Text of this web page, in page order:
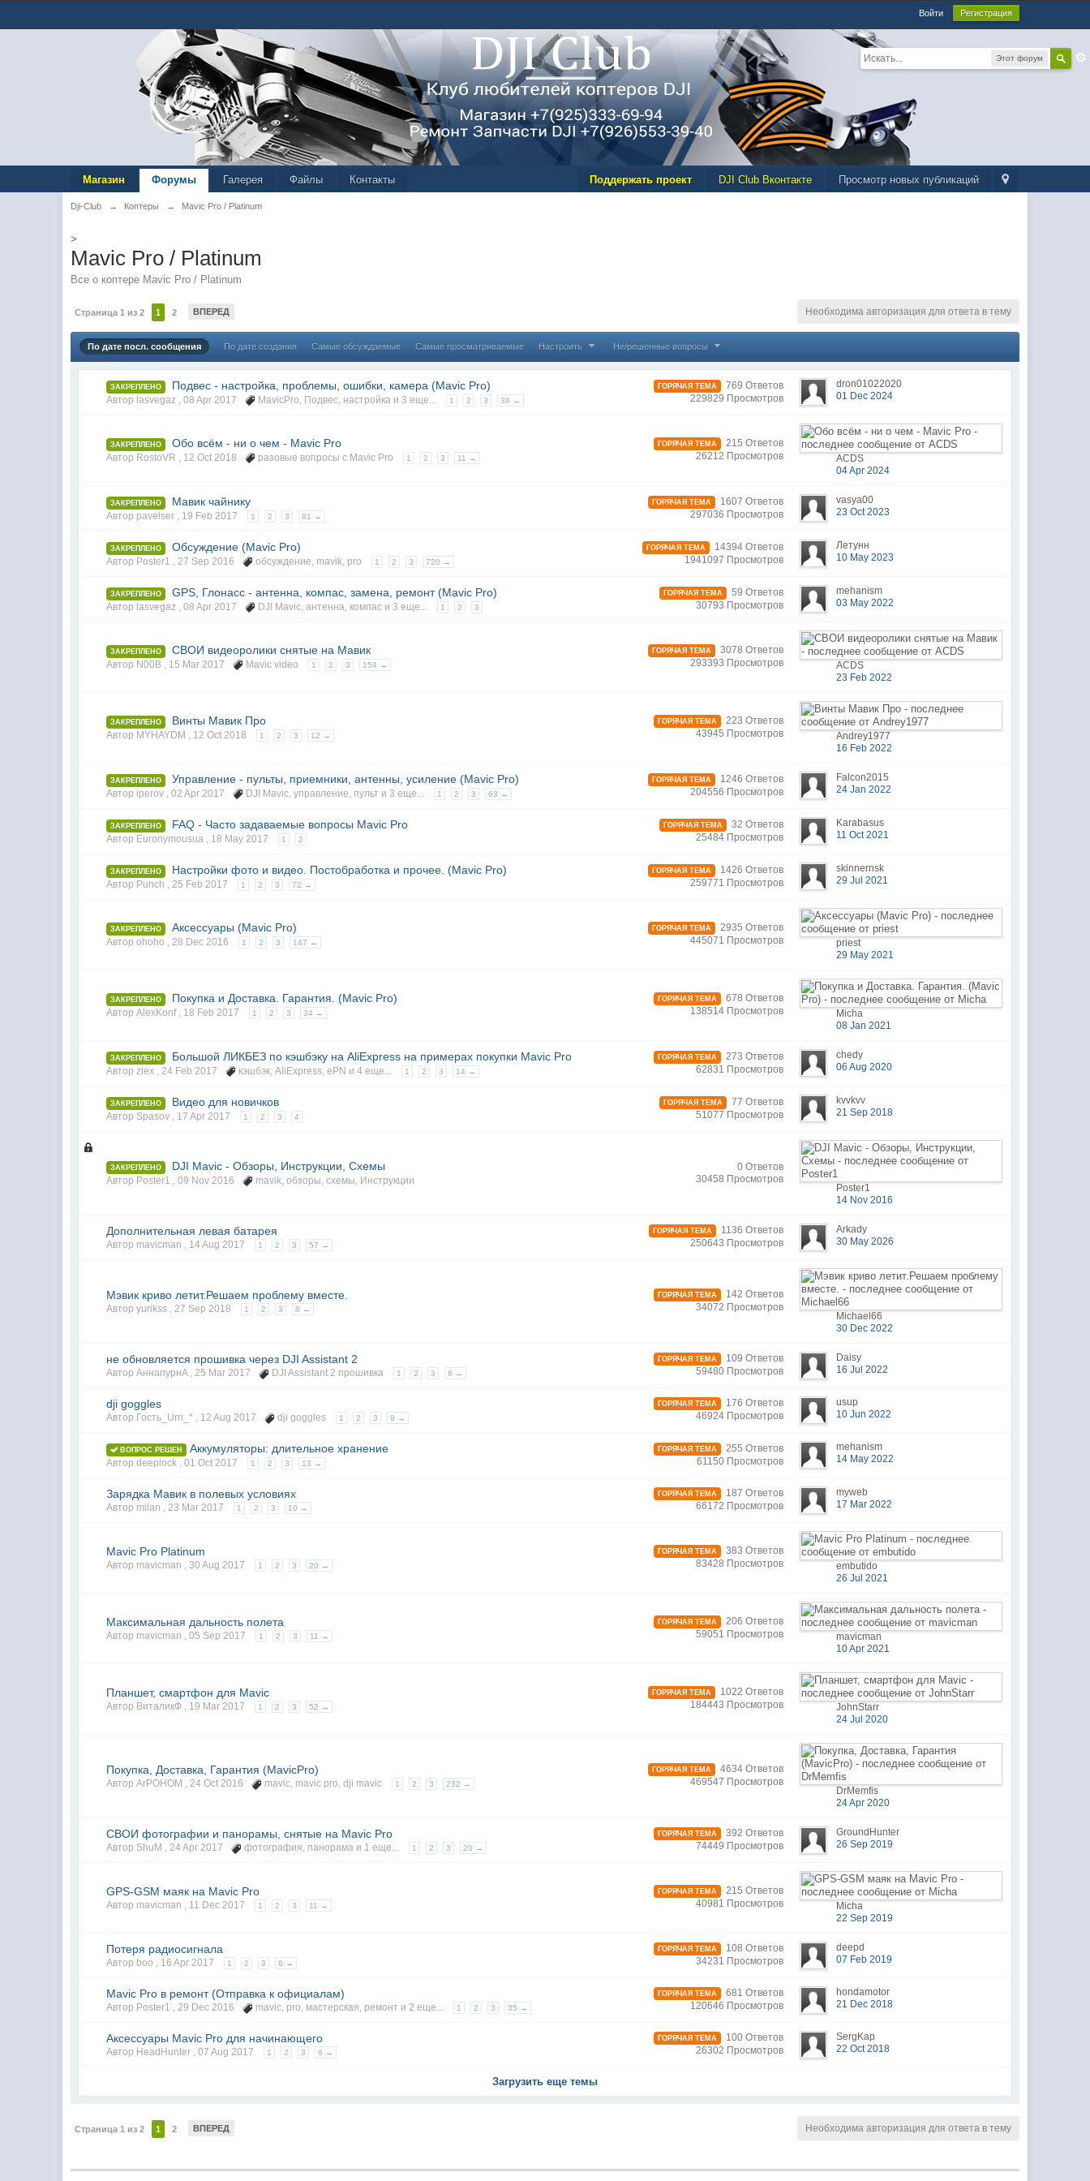
Войти Регистрация
Этот форум
Просмотр новых публикаций
DJI Club Вконтакте
Поддержать проект
Магазин Форумы Галерея Файлы Контакты
Dji-Club → Коптеры → Mavic Pro / Platinum
>
Mavic Pro / Platinum
Все о коптере Mavic Pro / Platinum
Страница 1 из 2 1 2 ВПЕРЕД Необходима авторизация для ответа в тему
По дате посл. сообщения По дате создания Самые обсуждаемые Самые просматриваемые Настроить Не/решенные вопросы
ЗАКРЕПЛЕНО Подвес - настройка, проблемы, ошибки, камера (Mavic Pro)
Автор lasvegaz ,08 Apr 2017 MavicPro Подвес настройка и 3 еще... 1 2 3 39 →
ГОРЯЧАЯ ТЕМА
769 Ответов
229829 Просмотров
dron01022020
01 Dec 2024
ЗАКРЕПЛЕНО Обо всём - ни о чем - Mavic Pro
Автор RostoVR , 12 Oct 2018 разовые вопросы с Mavic Pro 1 2 3 11 →
ГОРЯЧАЯ ТЕМА
215 Ответов
26212 Просмотров
ACDS
04 Apr 2024
ЗАКРЕПЛЕНО Мавик чайнику
Автор pavelser , 19 Feb 2017 1 2 3 81 →
ГОРЯЧАЯ ТЕМА
1607 Ответов
297036 Просмотров
vasya00
23 Oct 2023
ЗАКРЕПЛЕНО Обсуждение (Maviс Pro)
Автор Poster1 , 27 Sep 2016 обсуждение mavik pro 1 2 3 720 →
ГОРЯЧАЯ ТЕМА
14394 Ответов
1941097 Просмотров
Летунн
10 May 2023
ЗАКРЕПЛЕНО GPS, Глонасс - антенна, компас, замена, ремонт (Mavic Pro)
Автор lasvegaz ,08 Apr 2017 DJI Mavic ,антенна компас и 3 еще... 1 2 3
ГОРЯЧАЯ ТЕМА
59 Ответов
30793 Просмотров
mehanism
03 May 2022
ЗАКРЕПЛЕНО СВОИ видеоролики снятые на Мавик
Автор N00B , 15 Mar 2017 Mavic video 1 2 3 154 →
ГОРЯЧАЯ ТЕМА
3078 Ответов
293393 Просмотров
ACDS
23 Feb 2022
ЗАКРЕПЛЕНО Винты Мавик Про
Автор MYHAYDM , 12 Oct 2018 1 2 3 12 →
ГОРЯЧАЯ ТЕМА
223 Ответов
43945 Просмотров
Andrey1977
16 Feb 2022
ЗАКРЕПЛЕНО Управление - пульты, приемники, антенны, усиление (Mavic Pro)
Автор iperov ,02 Apr 2017 DJI Mavic ,управление пульт и 3 еще... 1 2 3 63 →
ГОРЯЧАЯ ТЕМА
1246 Ответов
204556 Просмотров
Falcon2015
24 Jan 2022
ЗАКРЕПЛЕНО FAQ - Часто задаваемые вопросы Mavic Pro
Автор Euronymousua , 18 May 2017 1 2
ГОРЯЧАЯ ТЕМА
32 Ответов
25484 Просмотров
Karabasus
11 Oct 2021
ЗАКРЕПЛЕНО Настройки фото и видео. Постобработка и прочее. (Mavic Pro)
Автор Punch , 25 Feb 2017 1 2 3 72 →
ГОРЯЧАЯ ТЕМА
1426 Ответов
259771 Просмотров
skinnernsk
29 Jul 2021
ЗАКРЕПЛЕНО Аксессуары (Mavic Pro)
Автор ohoho , 28 Dec 2016 1 2 3 147 →
ГОРЯЧАЯ ТЕМА
2935 Ответов
445071 Просмотров
priest
29 May 2021
ЗАКРЕПЛЕНО Покупка и Доставка. Гарантия. (Maviс Pro)
Автор AlexKonf , 18 Feb 2017 1 2 3 34 →
ГОРЯЧАЯ ТЕМА
678 Ответов
138514 Просмотров
Micha
08 Jan 2021
ЗАКРЕПЛЕНО Большой ЛИКБЕЗ по кэшбэку на AliExpress на примерах покупки Mavic Pro
Автор zlex , 24 Feb 2017 кэшбэк ,AliExpress ,ePN и 4 еще... 1 2 3 14 →
ГОРЯЧАЯ ТЕМА
273 Ответов
62831 Просмотров
chedy
06 Aug 2020
ЗАКРЕПЛЕНО Видео для новичков
Автор Spasov , 17 Apr 2017 1 2 3 4
ГОРЯЧАЯ ТЕМА
77 Ответов
51077 Просмотров
kvvkvv
21 Sep 2018
ЗАКРЕПЛЕНО DJI Mavic - Обзоры, Инструкции, Схемы
Автор Poster1 ,09 Nov 2016 mavik ,обзоры ,схемы Инструкции
0 Ответов
30458 Просмотров
Poster1
14 Nov 2016
Дополнительная левая батарея
Автор mavicman , 14 Aug 2017 1 2 3 57 →
ГОРЯЧАЯ ТЕМА
1136 Ответов
250643 Просмотров
Arkady
30 May 2026
Мэвик криво летит.Решаем проблему вместе.
Автор yurikss ,27 Sep 2018 1 2 3 8 →
ГОРЯЧАЯ ТЕМА
142 Ответов
34072 Просмотров
Michael66
30 Dec 2022
не обновляется прошивка через DJI Assistant 2
Автор АннапурнA ,25 Mar 2017 DJI Assistant 2 прошивка 1 2 3 6 →
ГОРЯЧАЯ ТЕМА
109 Ответов
59480 Просмотров
Daisy
16 Jul 2022
dji goggles
Автор Гость_Urri_* , 12 Aug 2017 dji goggles 1 2 3 9 →
ГОРЯЧАЯ ТЕМА
176 Ответов
46924 Просмотров
usup
10 Jun 2022
ВОПРОС РЕШЕН Аккумуляторы: длительное хранение
Автор deeplock ,01 Oct 2017 1 2 3 13 →
ГОРЯЧАЯ ТЕМА
255 Ответов
61150 Просмотров
mehanism
14 May 2022
Зарядка Мавик в полевых условиях
Автор milan ,23 Mar 2017 1 2 3 10 →
ГОРЯЧАЯ ТЕМА
187 Ответов
66172 Просмотров
myweb
17 Mar 2022
Mavic Pro Platinum
Автор mavicman ,30 Aug 2017 1 2 3 20 →
ГОРЯЧАЯ ТЕМА
383 Ответов
83428 Просмотров
embutido
26 Jul 2021
Максимальная дальность полета
Автор mavicman ,05 Sep 2017 1 2 3 11 →
ГОРЯЧАЯ ТЕМА
206 Ответов
59051 Просмотров
mavicman
10 Apr 2021
Планшет, смартфон для Mavic
Автор ВиталикФ , 19 Mar 2017 1 2 3 52 →
ГОРЯЧАЯ ТЕМА
1022 Ответов
184443 Просмотров
JohnStarr
24 Jul 2020
Покупка, Доставка, Гарантия (MavicPro)
Автор ArPOHOM ,24 Oct 2016 mavic, mavic pro,dji mavic 1 2 3 232 →
ГОРЯЧАЯ ТЕМА
4634 Ответов
469547 Просмотров
DrMemfis
24 Apr 2020
СВОИ фотографии и панорамы, снятые на Mavic Pro
Автор ShuM ,24 Apr 2017 фотография, панорама и 1 еще... 1 2 3 20 →
ГОРЯЧАЯ ТЕМА
392 Ответов
74449 Просмотров
GroundHunter
26 Sep 2019
GPS-GSM маяк на Mavic Pro
Автор mavicman , 11 Dec 2017 1 2 3 11 →
ГОРЯЧАЯ ТЕМА
215 Ответов
40981 Просмотров
Micha
22 Sep 2019
Потеря радиосигнала
Автор boo , 16 Apr 2017 1 2 3 6 →
ГОРЯЧАЯ ТЕМА
108 Ответов
34231 Просмотров
deepd
07 Feb 2019
Mavic Pro в ремонт (Отправка к официалам)
Автор Poster1 ,29 Dec 2016 mavic, pro, мастерская, ремонт и 2 еще... 1 2 3 35 →
ГОРЯЧАЯ ТЕМА
681 Ответов
120646 Просмотров
hondamotor
21 Dec 2018
Аксессуары Mavic Pro для начинающего
Автор HeadHunter ,07 Aug 2017 1 2 3 6 →
ГОРЯЧАЯ ТЕМА
100 Ответов
26302 Просмотров
SergKap
22 Oct 2018
Загрузить еще темы
Страница 1 из 2 1 2 ВПЕРЕД Необходима авторизация для ответа в тему